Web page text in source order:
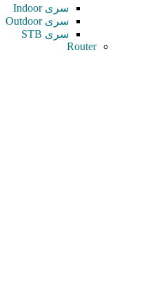
سری Indoor
سری Outdoor
سری STB
Router